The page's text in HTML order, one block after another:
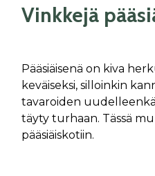
Vinkkejä
Pääsiäisenä on kiva
keväiseksi, silloinkin
tavaroiden
täyty turhaan. Tässä
pääsiäiskotiin.